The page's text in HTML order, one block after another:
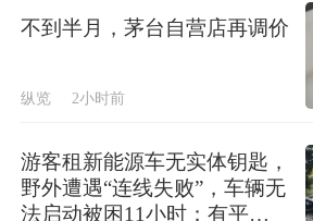
不到半月，茅台自营店再调价
纵览 2小时前
游客租新能源车无实体钥匙，
野外遭遇“连线失败”，车辆无
法启动被困11小时；有平台